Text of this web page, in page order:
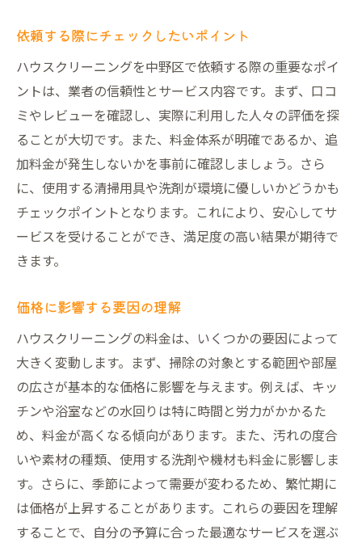
水回りのクリーニングのポイント
プロの手で叶える美しい仕上がり
中野区の家庭に最適なクリーニングサービ
ス
家事の負担を軽減するプロの力
料金以上の価値中野区のハウスクリーニング活
用術
投資価値が高いサービスを選ぶ
コストパフォーマンスを重視した選び方
長期的に見たクリーニングの価値
中野区での賢いクリーニング依頼術
中野区でお得にハウスクリーニングを依頼する
コツ
料金を抑えつつ質を保つ方法
割引情報を逃さないためのアドバイス
定期利用によるコストダウンの術
キャンペーンを活用した賢い依頼法
依頼する際にチェックしたいポイント
ハウスクリーニングを中野区で依頼する際の重要なポイ
ントは、業者の信頼性とサービス内容です。まず、口コ
ミやレビューを確認し、実際に利用した人々の評価を探
ることが大切です。また、料金体系が明確であるか、追
加料金が発生しないかを事前に確認しましょう。さら
に、使用する清掃用具や洗剤が環境に優しいかどうかも
チェックポイントとなります。これにより、安心してサ
ービスを受けることができ、満足度の高い結果が期待で
きます。
価格に影響する要因の理解
ハウスクリーニングの料金は、いくつかの要因によって
大きく変動します。まず、掃除の対象とする範囲や部屋
の広さが基本的な価格に影響を与えます。例えば、キッ
チンや浴室などの水回りは特に時間と労力がかかるた
め、料金が高くなる傾向があります。また、汚れの度合
いや素材の種類、使用する洗剤や機材も料金に影響しま
す。さらに、季節によって需要が変わるため、繁忙期に
は価格が上昇することがあります。これらの要因を理解
することで、自分の予算に合った最適なサービスを選ぶ